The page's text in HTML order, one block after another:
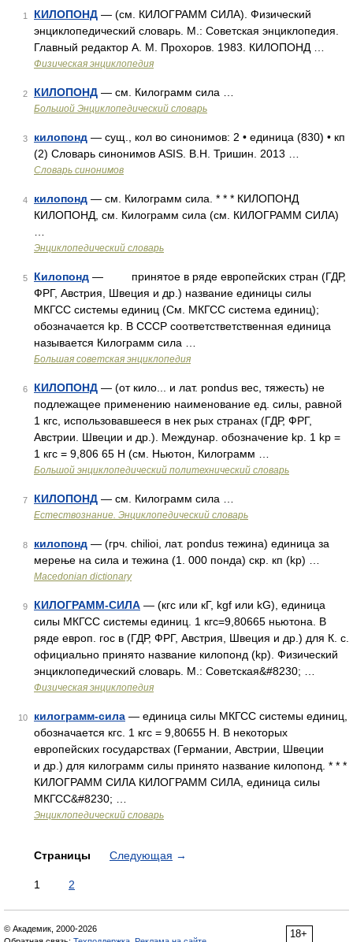
1 КИЛОПОНД — (см. КИЛОГРАММ СИЛА). Физический
энциклопедический словарь. М.: Советская энциклопедия.
Главный редактор А. М. Прохоров. 1983. КИЛОПОНД …
Физическая энциклопедия
2 КИЛОПОНД — см. Килограмм сила …
Большой Энциклопедический словарь
3 килопонд — сущ., кол во синонимов: 2 • единица (830) • кп
(2) Словарь синонимов ASIS. В.Н. Тришин. 2013 …
Словарь синонимов
4 килопонд — см. Килограмм сила. * * * КИЛОПОНД
КИЛОПОНД, см. Килограмм сила (см. КИЛОГРАММ СИЛА)
Энциклопедический словарь
5 Килопонд — принятое в ряде европейских стран (ГДР,
ФРГ, Австрия, Швеция и др.) название единицы силы
МКГСС системы единиц (См. МКГСС система единиц);
обозначается kp. В СССР соответстветственная единица
называется Килограмм сила …
Большая советская энциклопедия
6 КИЛОПОНД — (от кило... и лат. pondus вес, тяжесть) не
подлежащее применению наименование ед. силы, равной
1 кгс, использовавшееся в нек рых странах (ГДР, ФРГ,
Австрии. Швеции и др.). Междунар. обозначение kp. 1 kp =
1 кгс = 9,806 65 Н (см. Ньютон, Килограмм …
Большой энциклопедический политехнический словарь
7 КИЛОПОНД — см. Килограмм сила …
Естествознание. Энциклопедический словарь
8 килопонд — (грч. chilioi, лат. pondus тежина) единица за
мерење на сила и тежина (1. 000 понда) скр. кп (kp) …
Macedonian dictionary
9 КИЛОГРАММ-СИЛА — (кгс или кГ, kgf или kG), единица
силы МКГСС системы единиц. 1 кгс=9,80665 ньютона. В
ряде европ. гос в (ГДР, ФРГ, Австрия, Швеция и др.) для К. с.
официально принято название килопонд (kp). Физический
энциклопедический словарь. М.: Советская&#8230; …
Физическая энциклопедия
10 килограмм-сила — единица силы МКГСС системы единиц,
обозначается кгс. 1 кгс = 9,80655 Н. В некоторых
европейских государствах (Германии, Австрии, Швеции
и др.) для килограмм силы принято название килопонд. * * *
КИЛОГРАММ СИЛА КИЛОГРАММ СИЛА, единица силы
МКГСС&#8230; …
Энциклопедический словарь
Страницы Следующая →
1 2
18+
© Академик, 2000-2026